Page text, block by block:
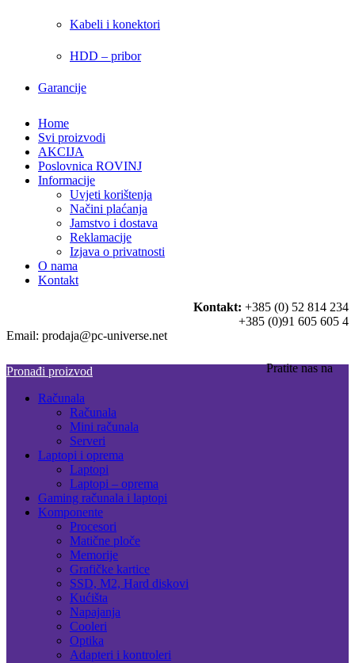
Kabeli i konektori
HDD – pribor
Garancije
Home
Svi proizvodi
AKCIJA
Poslovnica ROVINJ
Informacije
Uvjeti korištenja
Načini plaćanja
Jamstvo i dostava
Reklamacije
Izjava o privatnosti
O nama
Kontakt
Kontakt: +385 (0) 52 814 234
+385 (0)91 605 605 4
Email: prodaja@pc-universe.net
Pratite nas na
Pronađi proizvod
Računala
Računala
Mini računala
Serveri
Laptopi i oprema
Laptopi
Laptopi – oprema
Gaming računala i laptopi
Komponente
Procesori
Matične ploče
Memorije
Grafičke kartice
SSD, M2, Hard diskovi
Kućišta
Napajanja
Cooleri
Optika
Adapteri i kontroleri